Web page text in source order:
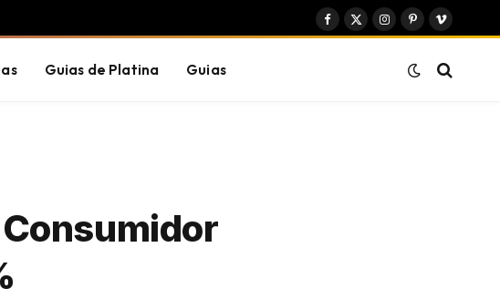
Facebook
X
Instagram
PinterestVimeo
Guias de Platina Guias